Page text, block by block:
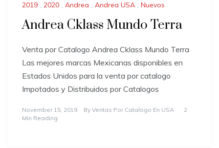
2019 , 2020 , Andrea , Andrea USA , Nuevos
Andrea Cklass Mundo Terra
Venta por Catalogo Andrea Cklass Mundo Terra
Las mejores marcas Mexicanas disponibles en
Estados Unidos para la venta por catalogo
Impotados y Distribuidos por Catalogos
November 15, 2019 By Ventas Por Catalogo En USA
2
Min Reading